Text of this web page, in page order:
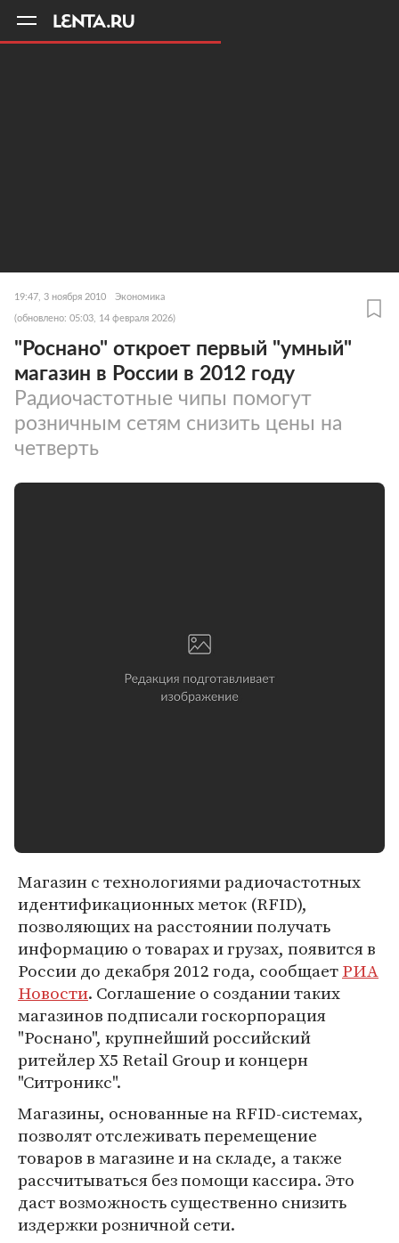
19:47, 3 ноября 2010 Экономика
(обновлено: 05:03, 14 февраля 2026)
"Роснано" откроет первый "умный"
магазин в России в 2012 году
Радиочастотные чипы помогут
розничным сетям снизить цены на
четверть
Магазин с технологиями радиочастотных
идентификационных меток (RFID),
позволяющих на расстоянии получать
информацию о товарах и грузах, появится в
России до декабря 2012 года, сообщаетРИА
Новости. Соглашение о создании таких
магазинов подписали госкорпорация
"Роснано", крупнейший российский
ритейлер X5 Retail Group и концерн
"Ситроникс".
Магазины, основанные на RFID-системах,
позволят отслеживать перемещение
товаров в магазине и на складе, а также
рассчитываться без помощи кассира. Это
даст возможность существенно снизить
издержки розничной сети.